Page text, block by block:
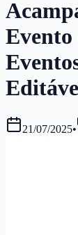
21/07/2025•